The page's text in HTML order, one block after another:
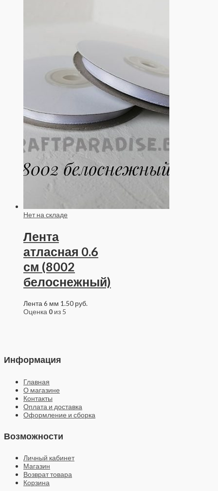
Нет на складе
Лента
атласная 0.6
см (8002
белоснежный)
Лента 6 мм 1.50 руб.
Оценка 0 из 5
Информация
Главная
О магазине
Контакты
Оплата и доставка
Оформление и сборка
Возможности
Личный кабинет
Магазин
Возврат товара
Корзина